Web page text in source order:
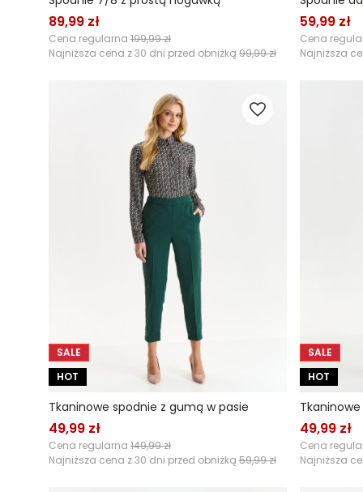
89,99 zł
Cena regularna 199,99 zł
Najniższa cena z 30 dni przed obniżką 99,99 zł
59,99 zł
Cena
Najniższa
SALE
HOT
Tkaninowe spodnie z gumą w pasie
49,99 zł
Cena regularna 149,99 zł
Najniższa cena z 30 dni przed obniżką 59,99 zł
SALE
HOT
49,99 zł
Cena
Najniższa